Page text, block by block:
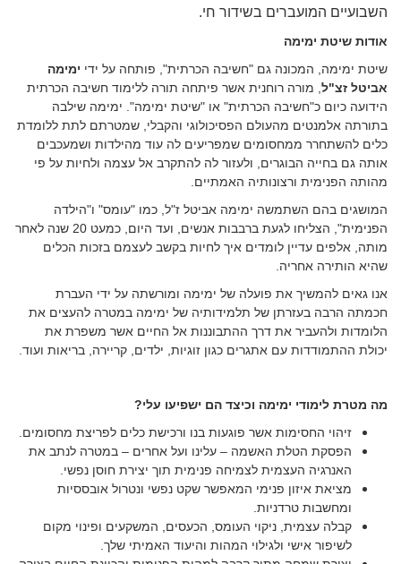
השבועיים המועברים בשידור חי.
אודות שיטת ימימה
שיטת ימימה, המכונה גם "חשיבה הכרתית", פותחה על ידי ימימה
אביטל זצ"ל , מורה רוחנית אשר פיתחה תורה ללימוד חשיבה הכרתית
הידועה כיום כ"חשיבה הכרתית" או "שיטת ימימה". ימימה שילבה
בתורתה אלמנטים מהעולם הפסיכולוגי והקבלי, שמטרתם לתת ללומדת
כלים להשתחרר ממחסומים שמפריעים לה עוד מהילדות ושמעכבים
אותה גם בחייה הבוגרים, ולעזור לה להתקרב אל עצמה ולחיות על פי
מהותה הפנימית ורצונותיה האמתיים.
המושגים בהם השתמשה ימימה אביטל ז"ל, כמו "עומס" ו"הילדה
הפנימית", הצליחו לגעת ברבבות אנשים, ועד היום, כמעט 20 שנה לאחר
מותה, אלפים עדיין לומדים איך לחיות בקשב לעצמם בזכות הכלים
שהיא הותירה אחריה.
אנו גאים להמשיך את פועלה של ימימה ומורשתה על ידי העברת
חכמתה הרבה בעזרתן של תלמידותיה של ימימה במטרה להעצים את
הלומדות ולהעביר את דרך ההתבוננות אל החיים אשר משפרת את
יכולת ההתמודדות עם אתגרים כגון זוגיות, ילדים, קריירה, בריאות ועוד.
מה מטרת לימודי ימימה וכיצד הם ישפיעו עלי?
זיהוי החסימות אשר פוגעות בנו ורכישת כלים לפריצת מחסומים.
הפסקת הטלת האשמה – עלינו ועל אחרים – במטרה לנתב את
האנרגיה העצמית לצמיחה פנימית תוך יצירת חוסן נפשי.
מציאת איזון פנימי המאפשר שקט נפשי ונטרול אובססיות
ומחשבות טרדניות.
קבלה עצמית, ניקוי העומס, הכעסים, המשקעים ופינוי מקום
לשיפור אישי ולגילוי המהות והיעוד האמיתי שלך.